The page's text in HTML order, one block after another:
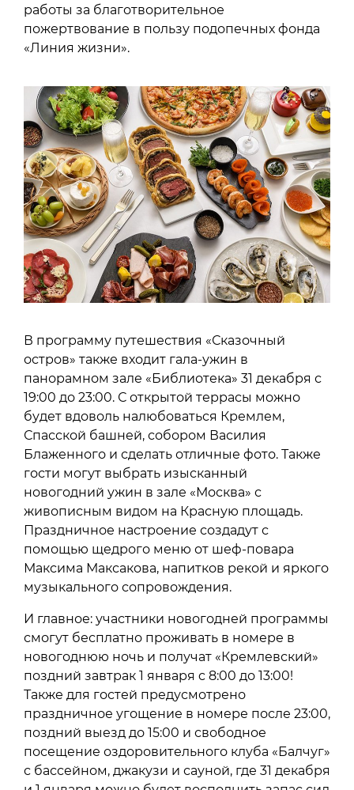
работы за благотворительное
пожертвование в пользу подопечных фонда
«Линия жизни».
В программу путешествия «Сказочный
остров» также входит гала-ужин в
панорамном зале «Библиотека» 31 декабря с
19:00 до 23:00. С открытой террасы можно
будет вдоволь налюбоваться Кремлем,
Спасской башней, собором Василия
Блаженного и сделать отличные фото. Также
гости могут выбрать изысканный
новогодний ужин в зале «Москва» с
живописным видом на Красную площадь.
Праздничное настроение создадут с
помощью щедрого меню от шеф-повара
Максима Максакова, напитков рекой и яркого
музыкального сопровождения.
И главное: участники новогодней программы
смогут бесплатно проживать в номере в
новогоднюю ночь и получат «Кремлевский»
поздний завтрак 1 января c 8:00 до 13:00!
Также для гостей предусмотрено
праздничное угощение в номере после 23:00,
поздний выезд до 15:00 и свободное
посещение оздоровительного клуба «Балчуг»
с бассейном, джакузи и сауной, где 31 декабря